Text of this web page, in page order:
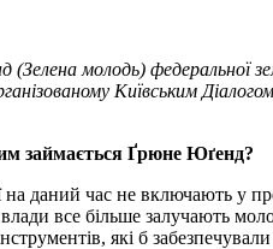
молодь) федеральної
Київським Д
займається Ґрюне Юґенд?
на даний час не включають
все більше залучають
які б